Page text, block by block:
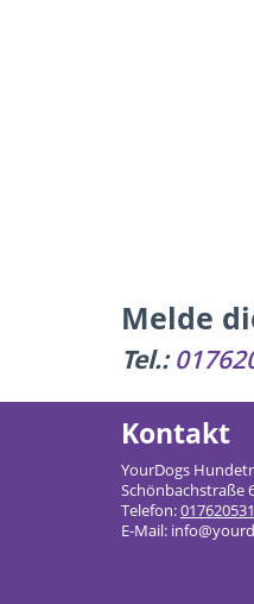
Melde
Tel.:
Kontakt
YourDogs
Schönbachstraße
Telefon:
E-Mail: